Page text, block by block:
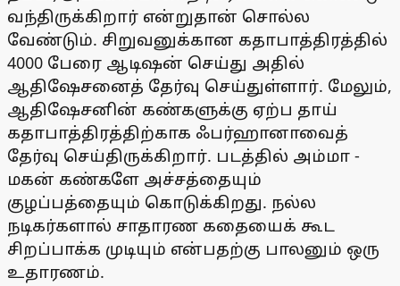
வந்திருக்கிறார் என்றுதான் சொல்ல
வேண்டும். சிறுவனுக்கான கதாபாத்திரத்தில்
4000 பேரை ஆடிஷன் செய்து அதில்
ஆதிஷேசனைத் தேர்வு செய்துள்ளார். மேலும்,
ஆதிஷேசனின் கண்களுக்கு ஏற்ப தாய்
கதாபாத்திரத்திற்காக ஃபர்ஹானாவைத்
தேர்வு செய்திருக்கிறார். படத்தில் அம்மா -
மகன் கண்களே அச்சத்தையும்
குழப்பத்தையும் கொடுக்கிறது. நல்ல
நடிகர்களால் சாதாரண கதையைக் கூட
சிறப்பாக்க முடியும் என்பதற்கு பாலனும் ஒரு
உதாரணம்.